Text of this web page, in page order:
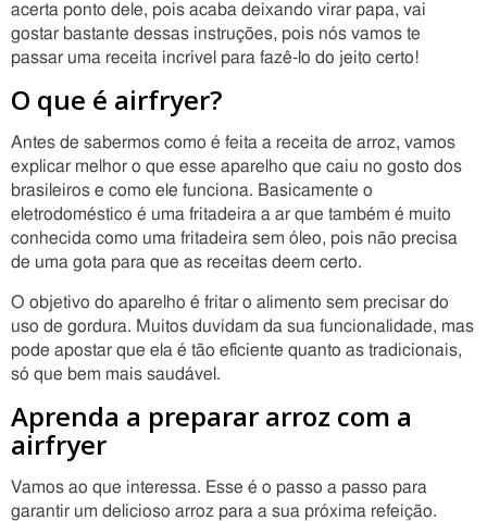
acerta ponto dele, pois acaba deixando virar papa, vai
gostar bastante dessas instruções, pois nós vamos te
passar uma receita incrível para fazê-lo do jeito certo!
O que é airfryer?
Antes de sabermos como é feita a receita de arroz, vamos
explicar melhor o que esse aparelho que caiu no gosto dos
brasileiros e como ele funciona. Basicamente o
eletrodoméstico é uma fritadeira a ar que também é muito
conhecida como uma fritadeira sem óleo, pois não precisa
de uma gota para que as receitas deem certo.
O objetivo do aparelho é fritar o alimento sem precisar do
uso de gordura. Muitos duvidam da sua funcionalidade, mas
pode apostar que ela é tão eficiente quanto as tradicionais,
só que bem mais saudável.
Aprenda a preparar arroz com a
airfryer
Vamos ao que interessa. Esse é o passo a passo para
garantir um delicioso arroz para a sua próxima refeição.